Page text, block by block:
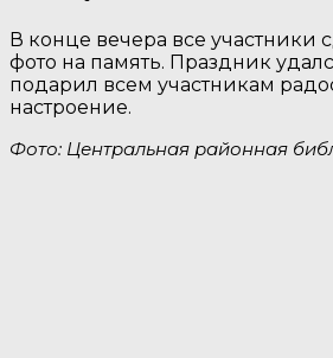
В конце вечера все участники
фото на память. Праздник
подарил всем участникам
настроение.
Фото: Центральная районная